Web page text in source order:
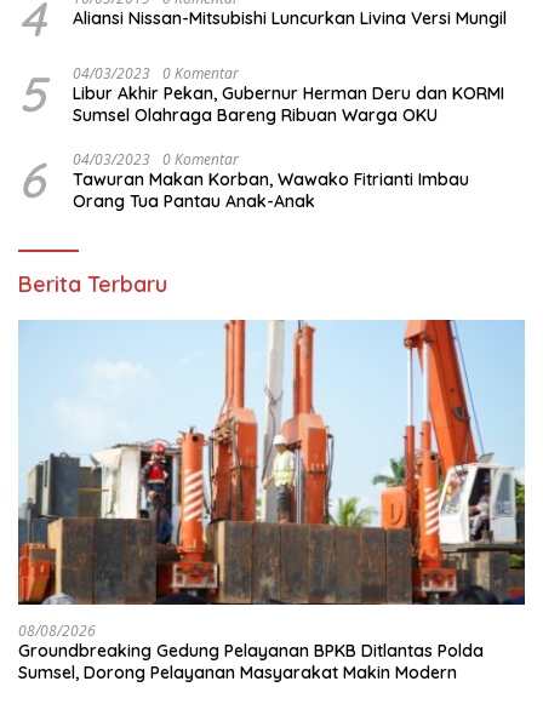
4 Aliansi Nissan-Mitsubishi Luncurkan Livina Versi Mungil
5 04/03/2023 0 Komentar
Libur Akhir Pekan, Gubernur Herman Deru dan KORMI
Sumsel Olahraga Bareng Ribuan Warga OKU
6 04/03/2023 0 Komentar
Tawuran Makan Korban, Wawako Fitrianti Imbau
Orang Tua Pantau Anak-Anak
Berita Terbaru
08/08/2026
Groundbreaking Gedung Pelayanan BPKB Ditlantas Polda
Sumsel, Dorong Pelayanan Masyarakat Makin Modern